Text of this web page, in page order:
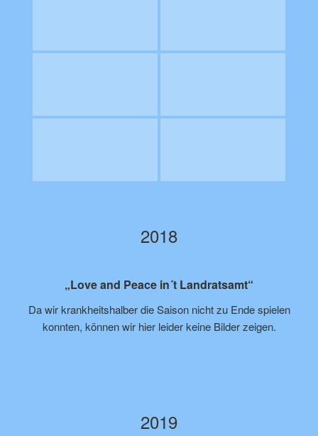
2018
„Love and Peace in´t Landratsamt“
Da wir krankheitshalber die Saison nicht zu Ende spielen
konnten, können wir hier leider keine Bilder zeigen.
2019